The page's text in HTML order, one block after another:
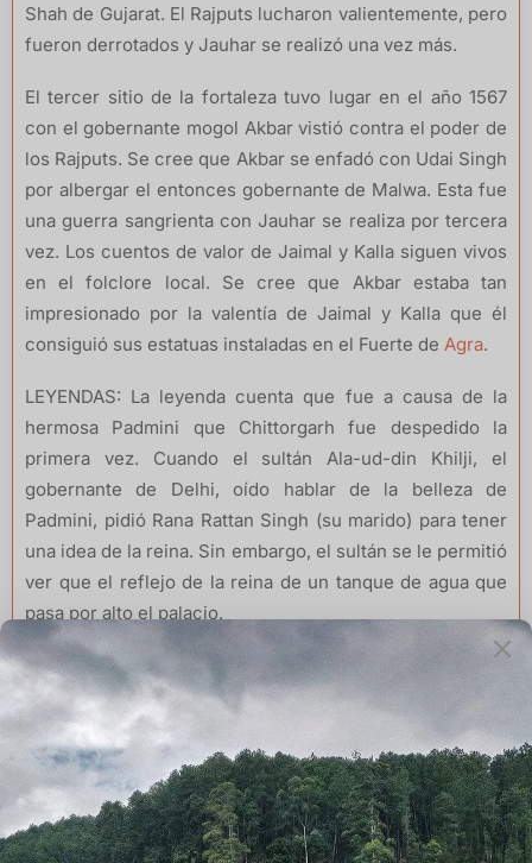
Shah de Gujarat. El Rajputs lucharon valientemente, pero
fueron derrotados y Jauhar se realizó una vez más.
El tercer sitio de la fortaleza tuvo lugar en el año 1567
con el gobernante mogol Akbar vistió contra el poder de
los Rajputs. Se cree que Akbar se enfadó con Udai Singh
por albergar el entonces gobernante de Malwa. Esta fue
una guerra sangrienta con Jauhar se realiza por tercera
vez. Los cuentos de valor de Jaimal y Kalla siguen vivos
en el folclore local. Se cree que Akbar estaba tan
impresionado por la valentía de Jaimal y Kalla que él
consiguió sus estatuas instaladas en el Fuerte de Agra.
LEYENDAS: La leyenda cuenta que fue a causa de la
hermosa Padmini que Chittorgarh fue despedido la
primera vez. Cuando el sultán Ala-ud-din Khilji, el
gobernante de Delhi, oído hablar de la belleza de
Padmini, pidió Rana Rattan Singh (su marido) para tener
una idea de la reina. Sin embargo, el sultán se le permitió
ver que el reflejo de la reina de un tanque de agua que
pasa por alto el palacio.
Ala-ud-din se dice que ha sido tan llevar por la belleza
de Padmini que atacó Chittor a fin de poseerla. Esto llevó
a la primera asedio amarga y sangrienta de la fortaleza
de Chittorgarh y el suicidio en masa posterior.A los
políticosEl ascenso a la fortaleza de Chittorgarh toma